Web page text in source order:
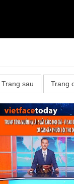
Trang sau Trang